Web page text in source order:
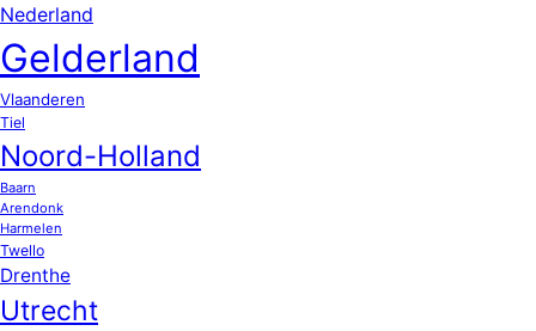
Nederland
Gelderland
Vlaanderen
Tiel
Noord-Holland
Baarn
Arendonk
Harmelen
Twello
Drenthe
Utrecht